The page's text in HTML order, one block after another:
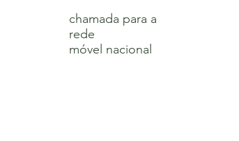
chamada para a
rede
móvel nacional